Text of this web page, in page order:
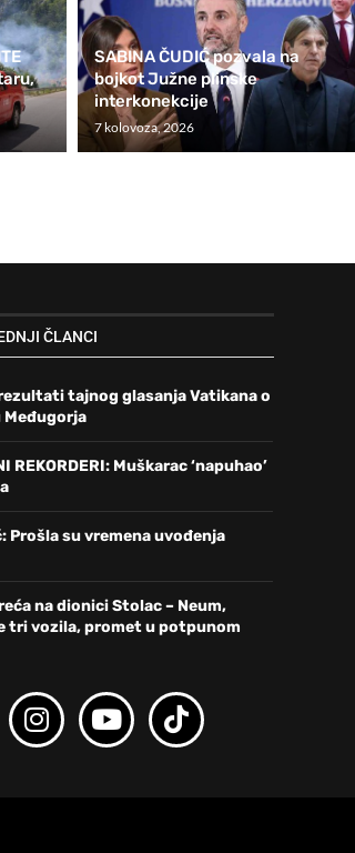
SABINA ČUDIĆ pozvala na
bojkot Južne plinske
interkonekcije
7 kolovoza, 2026
ČLANCI
tajnog glasanja Vatikana o
REKORDERI: Muškarac ‘napuhao’
Prošla su vremena uvođenja
na dionici Stolac – Neum,
tri vozila, promet u potpunom